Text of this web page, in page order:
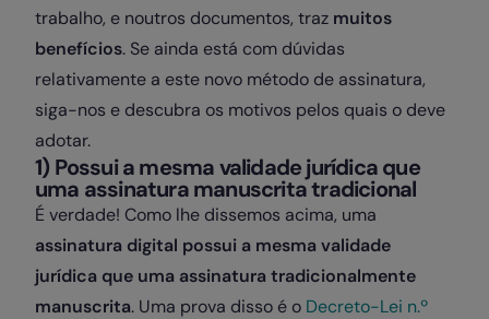
trabalho, e noutros documentos, traz muitos
benefícios. Se ainda está com dúvidas
relativamente a este novo método de assinatura,
siga-nos e descubra os motivos pelos quais o deve
adotar.
1) Possui a mesma validade jurídica que
uma assinatura manuscrita tradicional
É verdade! Como lhe dissemos acima, uma
assinatura digital possui a mesma validade
jurídica que uma assinatura tradicionalmente
manuscrita. Uma prova disso é o Decreto-Lei n.º